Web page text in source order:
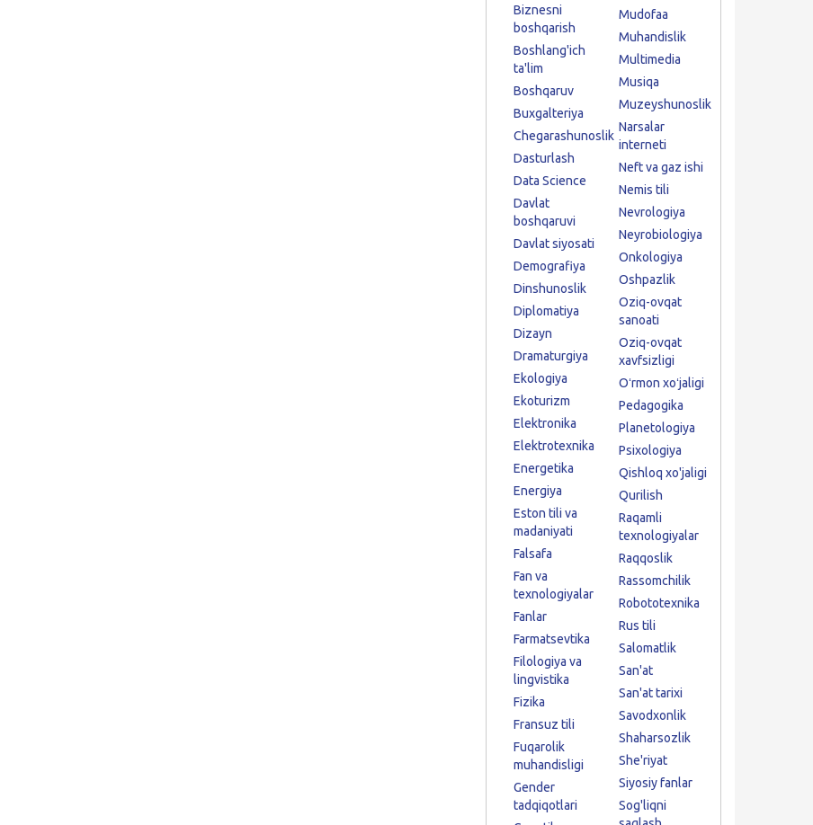
Biznesni
boshqarish
Boshlang'ich
ta'lim
Boshqaruv
Buxgalteriya
Chegarashunoslik
Dasturlash
Data Science
Davlat
boshqaruvi
Davlat siyosati
Demografiya
Dinshunoslik
Diplomatiya
Dizayn
Dramaturgiya
Ekologiya
Ekoturizm
Elektronika
Elektrotexnika
Energetika
Energiya
Eston tili va
madaniyati
Falsafa
Fan va
texnologiyalar
Fanlar
Farmatsevtika
Filologiya va
lingvistika
Fizika
Fransuz tili
Fuqarolik
muhandisligi
Gender
tadqiqotlari
Mudofaa
Muhandislik
Multimedia
Musiqa
Muzeyshunoslik
Narsalar
interneti
Neft va gaz ishi
Nemis tili
Nevrologiya
Neyrobiologiya
Onkologiya
Oshpazlik
Oziq-ovqat
sanoati
Oziq-ovqat
xavfsizligi
Oʻrmon xoʻjaligi
Pedagogika
Planetologiya
Psixologiya
Qishloq xo'jaligi
Qurilish
Raqamli
texnologiyalar
Raqqoslik
Rassomchilik
Robototexnika
Rus tili
Salomatlik
San'at
San'at tarixi
Savodxonlik
Shaharsozlik
She'riyat
Siyosiy fanlar
Sog'liqni